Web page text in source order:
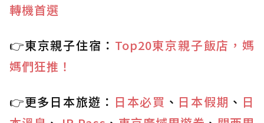
轉機首選
👉東京親子住宿： Top20東京親子飯店，媽
媽們狂推！
👉更多日本旅遊： 日本必買 、 日本假期 、 日